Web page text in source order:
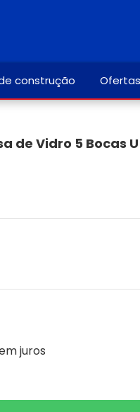
construção Ofertas
de Vidro 5 Bocas
juros